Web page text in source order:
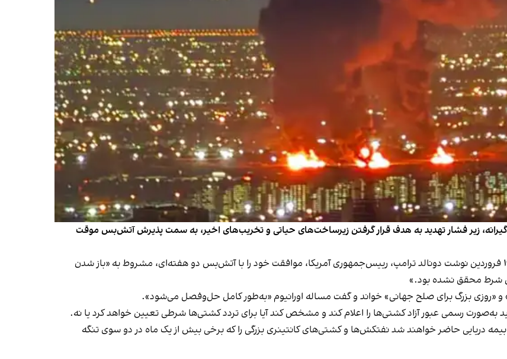
زیر فشار تهدید به هدف قرار گرفتن زیرساخت‌های حیاتی و تخریب‌های اخیر، به سمت پذیرش آتش‌بس موقت
ران بن‌یشای، تحلیل‌گر وب‌سایت اسرائیلی وای‌نت، چهارشنبه ۱۹ فروردین نوشت دونالد ترامپ، رییس‌جمهوری آمریکا، موافقت خود را با آتش‌بس دو هفته‌ای، مشروط به «باز شدن
شرط محقق نشده بود.»
«روزی بزرگ برای صلح جهانی» خواند و گفت مساله اورانیوم «به‌طور کامل حل‌وفصل می‌شود».
به‌صورت رسمی عبور آزاد کشتی‌ها را اعلام کند و مشخص کند آیا برای تردد کشتی‌ها شرطی تعیین خواهد کرد یا نه.
دریایی حاضر خواهند شد نفتکش‌ها و کشتی‌های کانتینری بزرگی را که برخی بیش از یک ماه در دو سوی تنگه